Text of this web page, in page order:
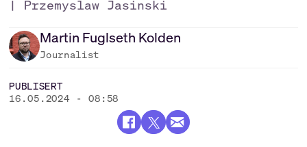
| Przemyslaw Jasinski
Martin Fuglseth Kolden
Journalist
PUBLISERT
16.05.2024 - 08:58